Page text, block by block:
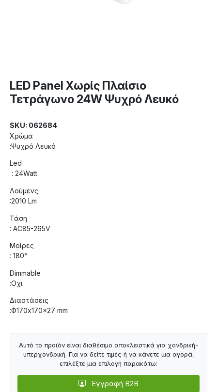
LED Panel Χωρίς Πλαίσιο
Τετράγωνο 24W Ψυχρό Λευκό
SKU: 062684
Χρώμα
:Ψυχρό Λευκό
Led
: 24Watt
Λούμενς
:2010 Lm
Τάση
: AC85-265V
Μοίρες
: 180°
Dimmable
:Οχι
Διαστάσεις
:Ф170x170x27 mm
Αυτό το προϊόν είναι διαθέσιμο αποκλειστικά για χονδρική-
υπερχονδρική. Για να δείτε τιμές ή να κάνετε μια αγορά,
επιλέξτε μια επιλογή παρακάτω:
Εγγραφή B2B